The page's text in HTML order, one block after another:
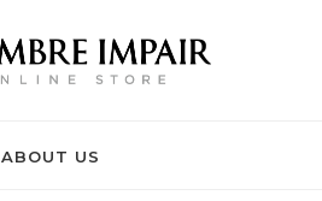
ABOUT US